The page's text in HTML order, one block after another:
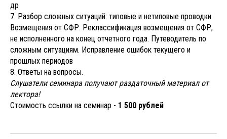
др
7. Разбор сложных ситуаций: типовые и нетиповые проводки
Возмещения от СФР. Реклассификация возмещения от СФР,
не исполненного на конец отчетного года. Путеводитель по
сложным ситуациям. Исправление ошибок текущего и
прошлых периодов
8. Ответы на вопросы.
Слушатели семинара получают раздаточный материал от
лектора!
Стоимость ссылки на семинар - 1 500 рублей